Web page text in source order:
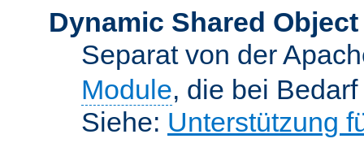
Dynamic Shared Object
Separat von der
Module, die bei
Siehe: Unterstützung